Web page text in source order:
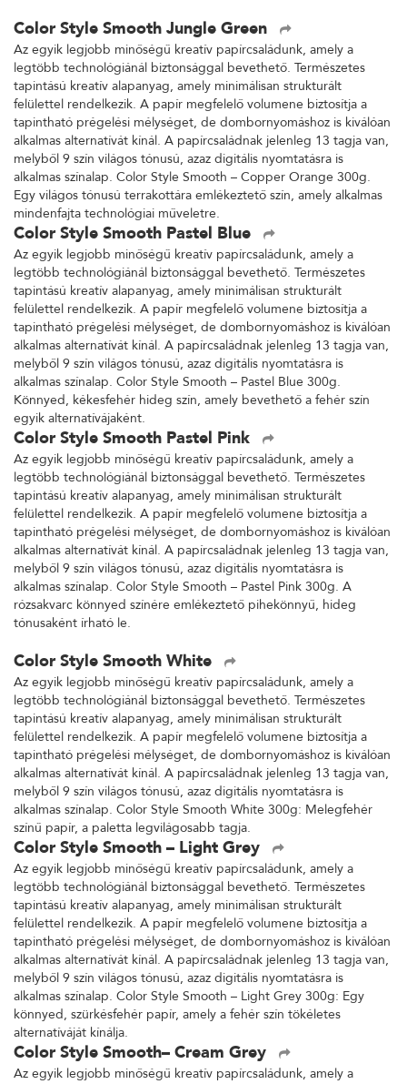
Color Style Smooth Jungle Green
Az egyik legjobb minőségű kreatív papírcsaládunk, amely a
legtöbb technológiánál biztonsággal bevethető. Természetes
tapintású kreatív alapanyag, amely minimálisan strukturált
felülettel rendelkezik. A papír megfelelő volumene biztosítja a
tapintható prégelési mélységet, de dombornyomáshoz is kiválóan
alkalmas alternatívát kínál. A papírcsaládnak jelenleg 13 tagja van,
melyből 9 szín világos tónusú, azaz digitális nyomtatásra is
alkalmas színalap. Color Style Smooth – Copper Orange 300g.
Egy világos tónusú terrakottára emlékeztető szín, amely alkalmas
mindenfajta technológiai műveletre.
Color Style Smooth Pastel Blue
Az egyik legjobb minőségű kreatív papírcsaládunk, amely a
legtöbb technológiánál biztonsággal bevethető. Természetes
tapintású kreatív alapanyag, amely minimálisan strukturált
felülettel rendelkezik. A papír megfelelő volumene biztosítja a
tapintható prégelési mélységet, de dombornyomáshoz is kiválóan
alkalmas alternatívát kínál. A papírcsaládnak jelenleg 13 tagja van,
melyből 9 szín világos tónusú, azaz digitális nyomtatásra is
alkalmas színalap. Color Style Smooth – Pastel Blue 300g.
Könnyed, kékesfehér hideg szín, amely bevethető a fehér szín
egyik alternatívájaként.
Color Style Smooth Pastel Pink
Az egyik legjobb minőségű kreatív papírcsaládunk, amely a
legtöbb technológiánál biztonsággal bevethető. Természetes
tapintású kreatív alapanyag, amely minimálisan strukturált
felülettel rendelkezik. A papír megfelelő volumene biztosítja a
tapintható prégelési mélységet, de dombornyomáshoz is kiválóan
alkalmas alternatívát kínál. A papírcsaládnak jelenleg 13 tagja van,
melyből 9 szín világos tónusú, azaz digitális nyomtatásra is
alkalmas színalap. Color Style Smooth – Pastel Pink 300g. A
rózsakvarc könnyed színére emlékeztető pihekönnyű, hideg
tónusaként írható le.
Color Style Smooth White
Az egyik legjobb minőségű kreatív papírcsaládunk, amely a
legtöbb technológiánál biztonsággal bevethető. Természetes
tapintású kreatív alapanyag, amely minimálisan strukturált
felülettel rendelkezik. A papír megfelelő volumene biztosítja a
tapintható prégelési mélységet, de dombornyomáshoz is kiválóan
alkalmas alternatívát kínál. A papírcsaládnak jelenleg 13 tagja van,
melyből 9 szín világos tónusú, azaz digitális nyomtatásra is
alkalmas színalap. Color Style Smooth White 300g: Melegfehér
színű papír, a paletta legvilágosabb tagja.
Color Style Smooth – Light Grey
Az egyik legjobb minőségű kreatív papírcsaládunk, amely a
legtöbb technológiánál biztonsággal bevethető. Természetes
tapintású kreatív alapanyag, amely minimálisan strukturált
felülettel rendelkezik. A papír megfelelő volumene biztosítja a
tapintható prégelési mélységet, de dombornyomáshoz is kiválóan
alkalmas alternatívát kínál. A papírcsaládnak jelenleg 13 tagja van,
melyből 9 szín világos tónusú, azaz digitális nyomtatásra is
alkalmas színalap. Color Style Smooth – Light Grey 300g: Egy
könnyed, szürkésfehér papír, amely a fehér szín tökéletes
alternatíváját kínálja.
Color Style Smooth– Cream Grey
Az egyik legjobb minőségű kreatív papírcsaládunk, amely a